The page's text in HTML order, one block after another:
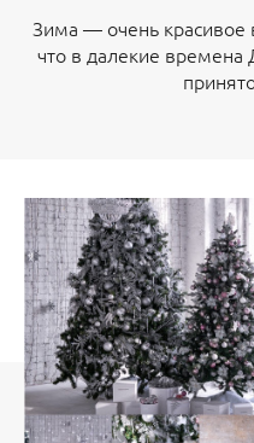
Зима — очень красивое
что в далекие